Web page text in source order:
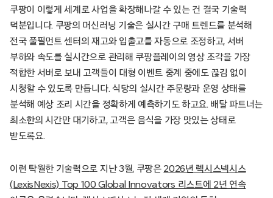
쿠팡이 이렇게 세계로 사업을 확장해나갈 수 있는 건 결국 기술력
덕분입니다. 쿠팡의 머신러닝 기술은 실시간 구매 트렌드를 분석해
전국 풀필먼트 센터의 재고와 입출고를 자동으로 조정하고, 서버
부하와 속도를 실시간으로 관리해 쿠팡플레이의 영상 조각을 가장
적합한 서버로 보내 고객들이 대형 이벤트 중계 중에도 끊김 없이
시청할 수 있도록 만듭니다. 식당의 실시간 주문량과 운영 상태를
분석해 예상 조리 시간을 정확하게 예측하기도 하고요. 배달 파트너는
최소한의 시간만 대기하고, 고객은 음식을 가장 맛있는 상태로
받도록요.
이런 탁월한 기술력으로 지난 3월, 쿠팡은 2026년 렉시스넥시스
(LexisNexis) Top 100 Global Innovators 리스트에 2년 연속